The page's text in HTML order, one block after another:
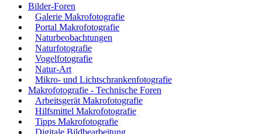
Bilder-Foren
Galerie Makrofotografie
Portal Makrofotografie
Naturbeobachtungen
Naturfotografie
Vogelfotografie
Natur-Art
Mikro- und Lichtschrankenfotografie
Makrofotografie - Technische Foren
Arbeitsgerät Makrofotografie
Hilfsmittel Makrofotografie
Tipps Makrofotografie
Digitale Bildbearbeitung